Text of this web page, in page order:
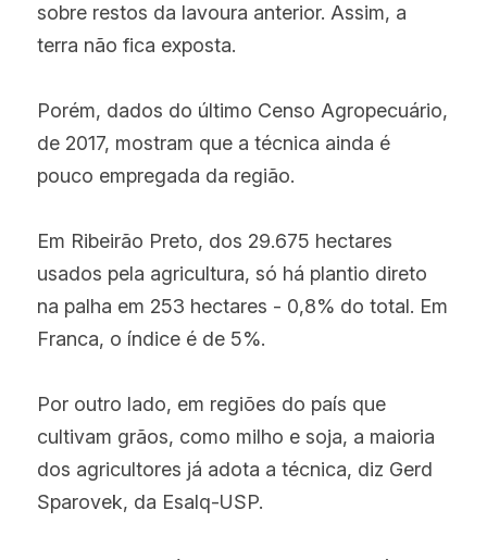
sobre restos da lavoura anterior. Assim, a
terra não fica exposta.
Porém, dados do último Censo Agropecuário,
de 2017, mostram que a técnica ainda é
pouco empregada da região.
Em Ribeirão Preto, dos 29.675 hectares
usados pela agricultura, só há plantio direto
na palha em 253 hectares - 0,8% do total. Em
Franca, o índice é de 5%.
Por outro lado, em regiões do país que
cultivam grãos, como milho e soja, a maioria
dos agricultores já adota a técnica, diz Gerd
Sparovek, da Esalq-USP.